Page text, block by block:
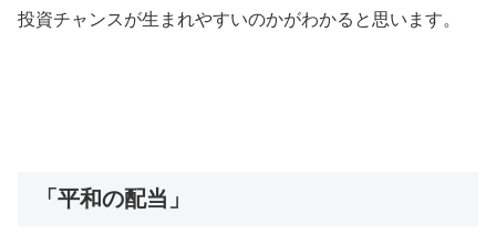
投資チャンスが生まれやすいのかがわかると思います。
「平和の配当」